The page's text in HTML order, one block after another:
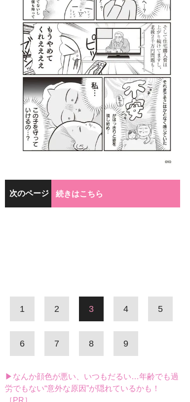
次のページ 続きはこちら
1 2 3 4 5
6 7 8 9
▶なんか顔色が悪い、いつもだるい…年齢でも過
労でもない“意外な原因”が隠れているかも！